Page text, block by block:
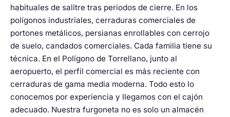
habituales de salitre tras periodos de cierre. En los
polígonos industriales, cerraduras comerciales de
portones metálicos, persianas enrollables con cerrojo
de suelo, candados comerciales. Cada familia tiene su
técnica. En el Polígono de Torrellano, junto al
aeropuerto, el perfil comercial es más reciente con
cerraduras de gama media moderna. Todo esto lo
conocemos por experiencia y llegamos con el cajón
adecuado. Nuestra furgoneta no es solo un almacén